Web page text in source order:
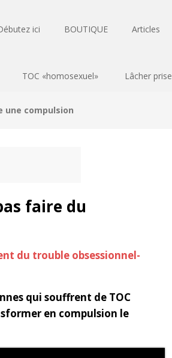
ici BOUTIQUE Articles
TOC «homosexuel» Lâcher prise
une compulsion
faire du
du trouble obsessionnel-
qui souffrent de TOC
en compulsion le